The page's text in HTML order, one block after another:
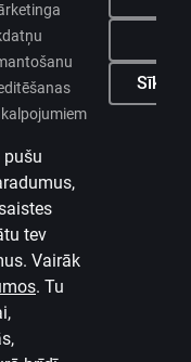
tev
Vairāk
. Tu